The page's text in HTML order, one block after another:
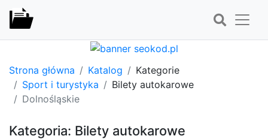
Strona główna Katalog
Kategorie
Sport i turystyka
Bilety autokarowe
Dolnośląskie
Kategoria: Bilety autokarowe